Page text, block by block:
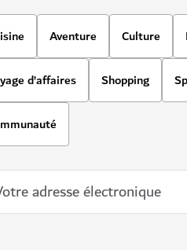
Aventure Culture
d’affaires Shopping